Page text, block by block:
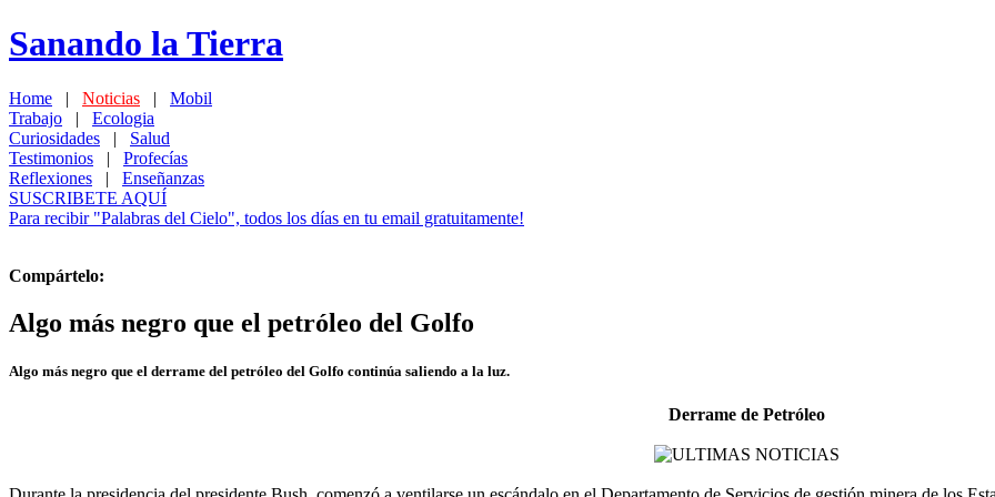
Sanando la Tierra
Home | Noticias | Mobil
Trabajo | Ecologia
Curiosidades | Salud
Testimonios | Profecías
Reflexiones | Enseñanzas
SUSCRIBETE AQUÍ
Para recibir "Palabras del Cielo", todos los días en tu email gratuitamente!
Compártelo:
Algo más negro que el petróleo del Golfo
Algo más negro que el derrame del petróleo del Golfo continúa saliendo a la luz.
Derrame de Petróleo